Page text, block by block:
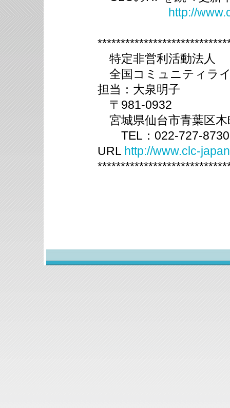
http://
特定非営利活動法人
全国コミュニティラ
担当：大泉明子
〒981-0932
宮城県仙台市青葉区
TEL：022-727-8730
URL http://www.clc-